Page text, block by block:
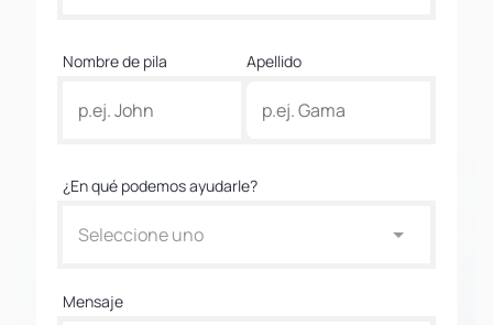
Nombre de pila Apellido
¿En qué podemos ayudarle?
Seleccione uno
Mensaje